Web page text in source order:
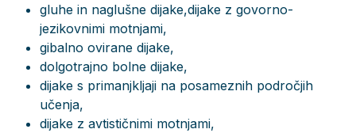
gluhe in naglušne dijake,dijake z govorno-
jezikovnimi motnjami,
gibalno ovirane dijake,
dolgotrajno bolne dijake,
dijake s primanjkljaji na posameznih področjih
učenja,
dijake z avtističnimi motnjami,